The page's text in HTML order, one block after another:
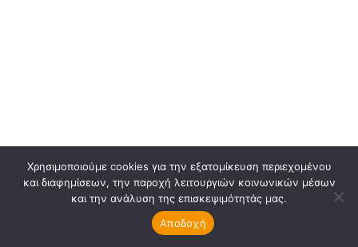
Χρησιμοποιούμε cookies για την εξατομίκευση περιεχομένου
και διαφημίσεων, την παροχή λειτουργιών κοινωνικών μέσων
και την ανάλυση της επισκεψιμότητάς μας.
Αποδοχή